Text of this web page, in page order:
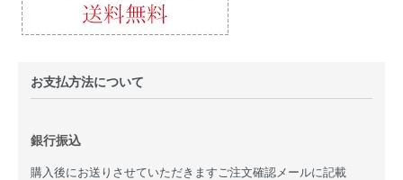
お支払方法について
銀行振込
購入後にお送りさせていただきますご注文確認メールに記載